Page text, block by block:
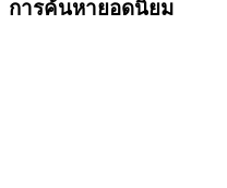
การค้นหายอดนิยม